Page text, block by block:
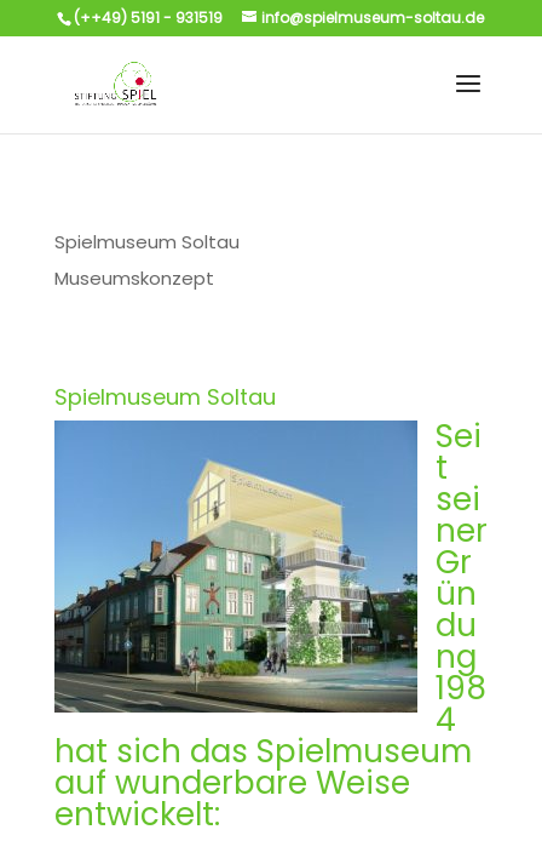
(++49) 5191 - 931519 info@spielmuseum-soltau.de
Spielmuseum Soltau
Museumskonzept
Spielmuseum Soltau
Sei
t
sei
ner
Gr
ün
du
ng
198
4
hat sich das Spielmuseum
auf wunderbare Weise
entwickelt: